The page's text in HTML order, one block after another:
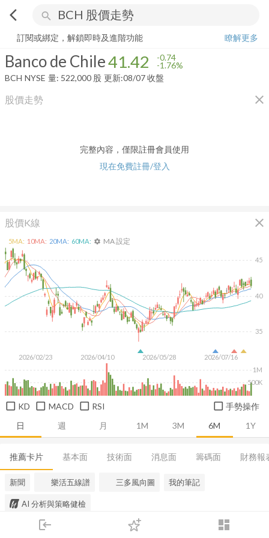
arrow_back_ios search
login dashboard
下單
Banco de Chile 41.42 -1.76%
訂閱或綁定，解鎖即時及進階功能
瞭解更多
Banco de Chile41.42 -0.74
-1.76%
BCH NYSE 量: 522,000 股 更新:08/07 收盤
股價走勢 close
完整內容，僅限註冊會員使用
現在免費註冊/登入
股價K線 close
日 週 月 1M 3M 6M 1Y
2026/02/23 2026/04/10 2026/05/28 2026/07/16
35
40
45
500K
1M
5MA: 10MA: 20MA: 60MA: settings MA 設定
KD MACD RSI 手勢操作
推薦卡片 基本面 技術面 消息面 籌碼面 財務報
新聞 樂活五線譜 三多風向圖 我的筆記
AI 分析與策略健檢